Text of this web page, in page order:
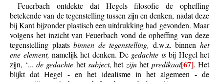
Feuerbach ontdekte dat Hegels filosofie de opheffing
betekende van de tegenstelling tussen zijn en denken, nadat deze
bij Kant bijzonder plastisch een uitdrukking had gevonden. Maar
volgens het inzicht van Feuerbach vond de opheffing van deze
tegenstelling plaatsbinnen de tegenstelling, d.w.z. binnen het
ene element, namelijk het denken. De gedachte isbij Hegel het
zijn, ‘... de gedachte hetsubject,het zijnhet predikaat[67]. Het
blijkt dat Hegel - en het idealisme in het algemeen - de